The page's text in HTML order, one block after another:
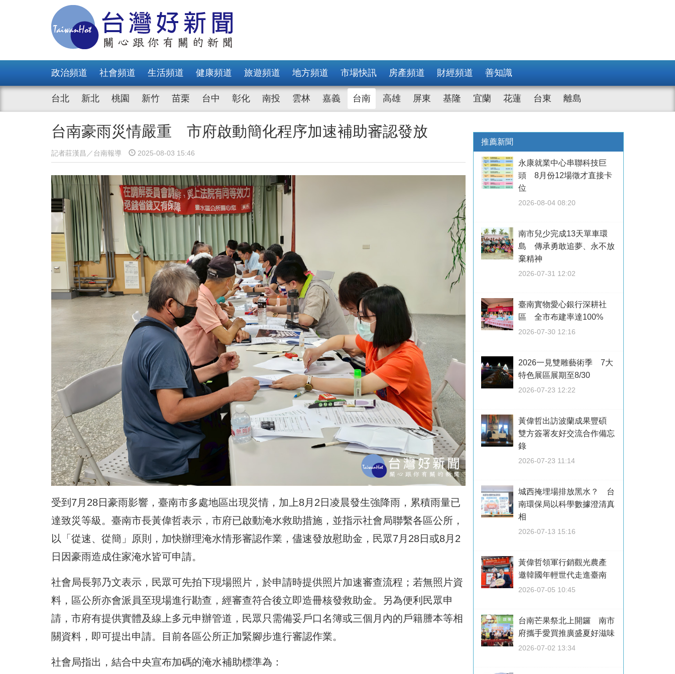
政治頻道 社會頻道 生活頻道 健康頻道 旅遊頻道 地方頻道 市場快訊 房產頻道 財經頻道 善知識
台北 新北 桃園 新竹 苗栗 台中 彰化 南投 雲林 嘉義 台南 高雄 屏東 基隆 宜蘭 花蓮 台東 離島
台南豪雨災情嚴重 市府啟動簡化程序加速補助審認發放
記者莊漢昌／台南報導 2025-08-03 15:46
受到7月28日豪雨影響，臺南市多處地區出現災情，加上8月2日凌晨發生強降雨，累積雨量已
達致災等級。臺南市長黃偉哲表示，市府已啟動淹水救助措施，並指示社會局聯繫各區公所，
以「從速、從簡」原則，加快辦理淹水情形審認作業，儘速發放慰助金，民眾7月28日或8月2
日因豪雨造成住家淹水皆可申請。
社會局長郭乃文表示，民眾可先拍下現場照片，於申請時提供照片加速審查流程；若無照片資
料，區公所亦會派員至現場進行勘查，經審查符合後立即造冊核發救助金。另為便利民眾申
請，市府有提供實體及線上多元申辦管道，民眾只需備妥戶口名簿或三個月內的戶籍謄本等相
關資料，即可提出申請。目前各區公所正加緊腳步進行審認作業。
社會局指出，結合中央宣布加碼的淹水補助標準為：
推薦新聞
永康就業中心串聯科技巨
頭 8月份12場徵才直接卡
位
2026-08-04 08:20
南市兒少完成13天單車環
島 傳承勇敢追夢、永不放
棄精神
2026-07-31 12:02
臺南實物愛心銀行深耕社
區 全市布建率達100%
2026-07-30 12:16
2026一見雙雕藝術季 7大
特色展區展期至8/30
2026-07-23 12:22
黃偉哲出訪波蘭成果豐碩
雙方簽署友好交流合作備忘
錄
2026-07-23 11:14
城西掩埋場排放黑水？ 台
南環保局以科學數據澄清真
相
2026-07-13 15:16
黃偉哲領軍行銷觀光農產
邀韓國年輕世代走進臺南
2026-07-05 10:45
台南芒果祭北上開鑼 南市
府攜手愛買推廣盛夏好滋味
2026-07-02 13:34